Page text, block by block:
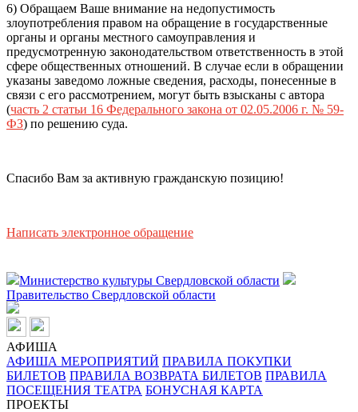
6) Обращаем Ваше внимание на недопустимость
злоупотребления правом на обращение в государственные
органы и органы местного самоуправления и
предусмотренную законодательством ответственность в этой
сфере общественных отношений. В случае если в обращении
указаны заведомо ложные сведения, расходы, понесенные в
связи с его рассмотрением, могут быть взысканы с автора
(часть 2 статьи 16 Федерального закона от 02.05.2006 г. № 59-
ФЗ) по решению суда.
Спасибо Вам за активную гражданскую позицию!
Написать электронное обращение
Министерство культуры Свердловской области
Правительство Свердловской области
АФИША
АФИША МЕРОПРИЯТИЙ ПРАВИЛА ПОКУПКИ
БИЛЕТОВ ПРАВИЛА ВОЗВРАТА БИЛЕТОВ ПРАВИЛА
ПОСЕЩЕНИЯ ТЕАТРА БОНУСНАЯ КАРТА
ПРОЕКТЫ